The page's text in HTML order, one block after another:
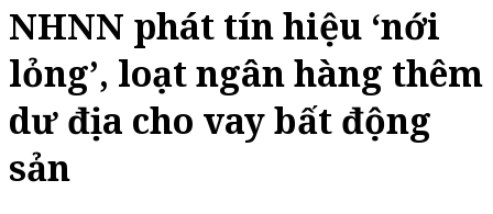
NHNN phát tín hiệu ‘nới
lỏng’, loạt ngân hàng thêm
dư địa cho vay bất động
sản